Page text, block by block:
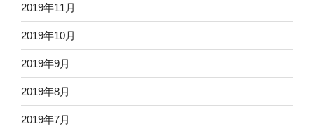
2019年11月
2019年10月
2019年9月
2019年8月
2019年7月